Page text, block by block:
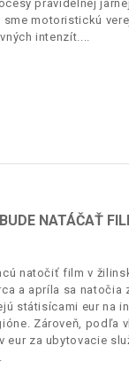
pravidelnej
sme motoristickú
intenzít.
NATÁČAŤ
natočiť film v
a apríla sa natočia
státisícami eur na
Zároveň, podľa
za ubytovacie